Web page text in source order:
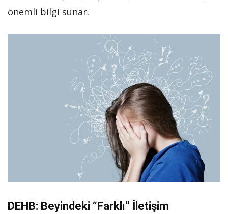
önemli bilgi sunar.
DEHB: Beyindeki “Farklı” İletişim